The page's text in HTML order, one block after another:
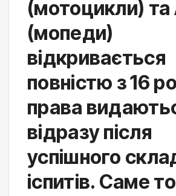
(мотоцикли) та
(мопеди)
відкривається
повністю з 16
права
відразу після
успішного
іспитів. Саме